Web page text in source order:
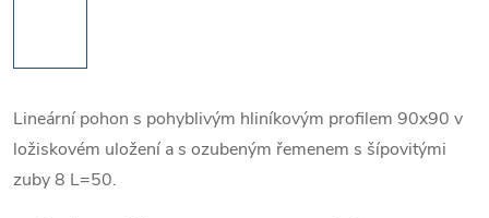
Lineární pohon s pohyblivým hliníkovým profilem 90x90 v
ložiskovém uložení a s ozubeným řemenem s šípovitými
zuby 8 L=50.